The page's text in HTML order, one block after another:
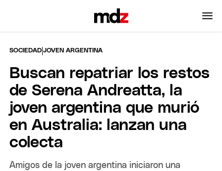
SOCIEDAD |JOVEN ARGENTINA
Buscan repatriar los restos
de Serena Andreatta, la
joven argentina que murió
en Australia: lanzan una
colecta
Amigos de la joven argentina iniciaron una